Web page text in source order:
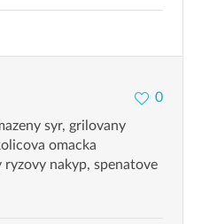
0
syr, grilovany
omacka
nakyp, spenatove